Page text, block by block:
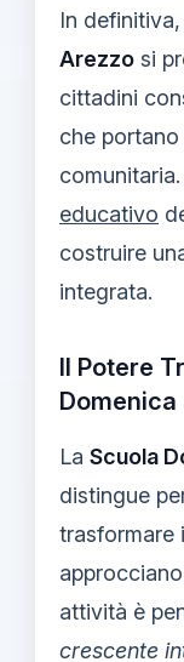
In definitiva,
Arezzo si
cittadini
che
educativo
costruire
integrata.
Il Potere
La Scuola
distingue
trasformare
attività è
crescente